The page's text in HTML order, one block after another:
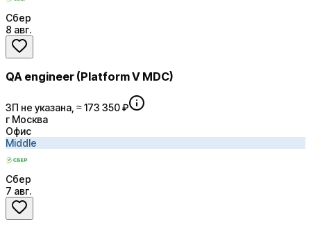
Сбер
8 авг.
QA engineer (Platform V MDC)
ЗП не указана, ≈ 173 350 ₽
г Москва
Офис
Middle
Сбер
7 авг.